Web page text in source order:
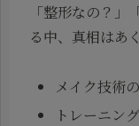
「整形なの？
る中、真相はあ
メイク技術
トレーニン